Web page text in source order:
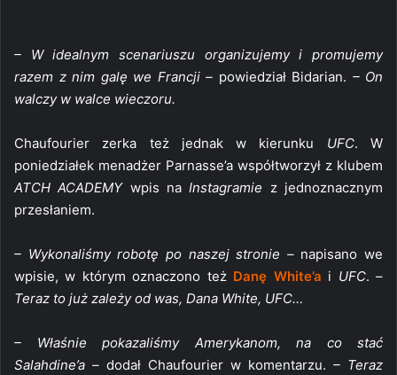
– W idealnym scenariuszu organizujemy i promujemy
razem z nim galę we Francji – powiedział Bidarian. – On
walczy w walce wieczoru.
Chaufourier zerka też jednak w kierunku UFC. W
poniedziałek menadżer Parnasse’a współtworzył z klubem
ATCH ACADEMYwpis naInstagramie z jednoznacznym
przesłaniem.
– Wykonaliśmy robotę po naszej stronie –napisano we
wpisie, w którym oznaczono też Danę White’a i UFC.–
Teraz to już zależy od was, Dana White, UFC…
– Właśnie pokazaliśmy Amerykanom, na co stać
Salahdine’a – dodał Chaufourier w komentarzu. – Teraz